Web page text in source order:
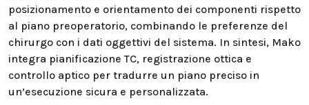
posizionamento e orientamento dei componenti rispetto
al piano preoperatorio, combinando le preferenze del
chirurgo con i dati oggettivi del sistema. In sintesi, Mako
integra pianificazione TC, registrazione ottica e
controllo aptico per tradurre un piano preciso in
un’esecuzione sicura e personalizzata.